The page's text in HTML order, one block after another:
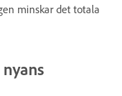
minskar det totala